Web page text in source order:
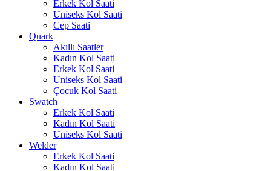
Erkek Kol Saati
Uniseks Kol Saati
Cep Saati
Quark
Akıllı Saatler
Kadın Kol Saati
Erkek Kol Saati
Uniseks Kol Saati
Çocuk Kol Saati
Swatch
Erkek Kol Saati
Kadın Kol Saati
Uniseks Kol Saati
Welder
Erkek Kol Saati
Kadın Kol Saati